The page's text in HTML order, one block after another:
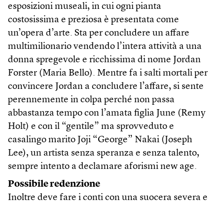
esposizioni museali, in cui ogni pianta
costosissima e preziosa è presentata come
un’opera d’arte. Sta per concludere un affare
multimilionario vendendo l’intera attività a una
donna spregevole e ricchissima di nome Jordan
Forster (Maria Bello). Mentre fa i salti mortali per
convincere Jordan a concludere l’affare, si sente
perennemente in colpa perché non passa
abbastanza tempo con l’amata figlia June (Remy
Holt) e con il “gentile” ma sprovveduto e
casalingo marito Joji “George” Nakai (Joseph
Lee), un artista senza speranza e senza talento,
sempre intento a declamare aforismi new age.
Possibile redenzione
Inoltre deve fare i conti con una suocera severa e